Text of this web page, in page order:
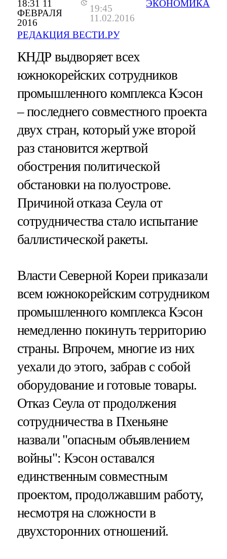
18:31 11
ФЕВРАЛЯ
2016
19:45
11.02.2016
РЕДАКЦИЯ ВЕСТИ.РУ
ЭКОНОМИКА
КНДР выдворяет всех
южнокорейских сотрудников
промышленного комплекса Кэсон
– последнего совместного проекта
двух стран, который уже второй
раз становится жертвой
обострения политической
обстановки на полуострове.
Причиной отказа Сеула от
сотрудничества стало испытание
баллистической ракеты.
Власти Северной Кореи приказали
всем южнокорейским сотрудником
промышленного комплекса Кэсон
немедленно покинуть территорию
страны. Впрочем, многие из них
уехали до этого, забрав с собой
оборудование и готовые товары.
Отказ Сеула от продолжения
сотрудничества в Пхеньяне
назвали "опасным объявлением
войны": Кэсон оставался
единственным совместным
проектом, продолжавшим работу,
несмотря на сложности в
двухсторонних отношений.